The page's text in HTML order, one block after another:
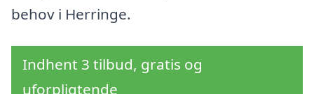
behov i Herringe.
Indhent 3 tilbud, gratis og
uforpligtende